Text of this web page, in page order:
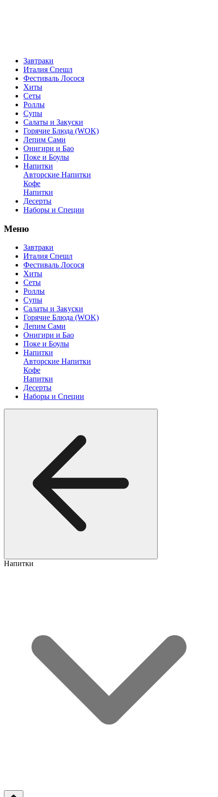
Завтраки
Италия Спешл
Фестиваль Лосося
Хиты
Сеты
Роллы
Супы
Салаты и Закуски
Горячие Блюда (WOK)
Лепим Сами
Онигири и Бао
Поке и Боулы
Напитки
Авторские Напитки
Кофе
Напитки
Десерты
Наборы и Специи
Меню
Завтраки
Италия Спешл
Фестиваль Лосося
Хиты
Сеты
Роллы
Супы
Салаты и Закуски
Горячие Блюда (WOK)
Лепим Сами
Онигири и Бао
Поке и Боулы
Напитки
Авторские Напитки
Кофе
Напитки
Десерты
Наборы и Специи
Напитки